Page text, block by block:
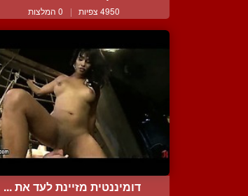
4950 צפיות | 0 המלצות
דומיננטית מזיינת לעד את ...